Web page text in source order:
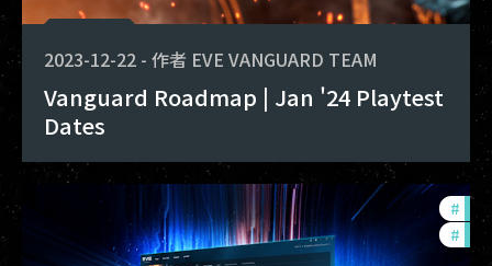
2023-12-22 - 作者 EVE VANGUARD TEAM
Vanguard Roadmap | Jan '24 Playtest
Dates
#
#